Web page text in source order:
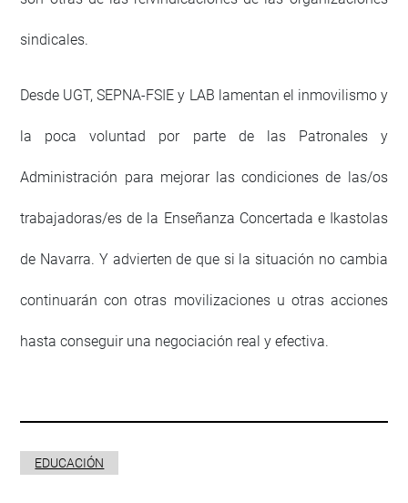
sindicales.
Desde UGT, SEPNA-FSIE y LAB lamentan el inmovilismo y
la poca voluntad por parte de las Patronales y
Administración para mejorar las condiciones de las/os
trabajadoras/es de la Enseñanza Concertada e Ikastolas
de Navarra. Y advierten de que si la situación no cambia
continuarán con otras movilizaciones u otras acciones
hasta conseguir una negociación real y efectiva.
EDUCACIÓN